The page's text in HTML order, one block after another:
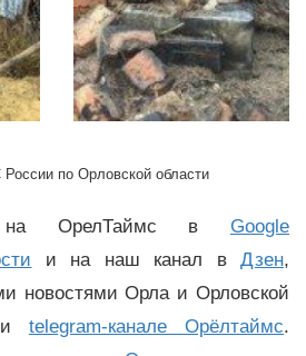
по Орловской области
на ОрелТаймс в Google
и на наш канал вДзен,
новостями Орла и Орловской
telegram-канале Орёлтаймс.